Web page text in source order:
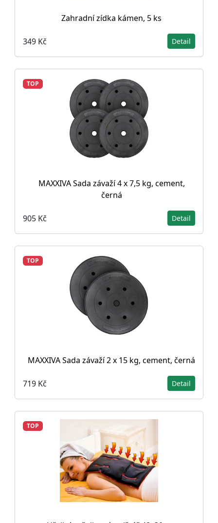
Zahradní zídka kámen, 5 ks
349 Kč Detail
TOP
MAXXIVA Sada závaží 4 x 7,5 kg, cement,
černá
905 Kč Detail
TOP
MAXXIVA Sada závaží 2 x 15 kg, cement, černá
719 Kč Detail
TOP